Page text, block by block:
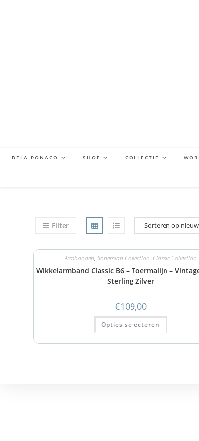
BELA DONACO SHOP COLLECTIE
Filter
Armbanden,Bohemian Collection, Classic Collection
Wikkelarmband Classic B6 – Toermalijn –
Sterling Zilver
€109,00
Opties selecteren